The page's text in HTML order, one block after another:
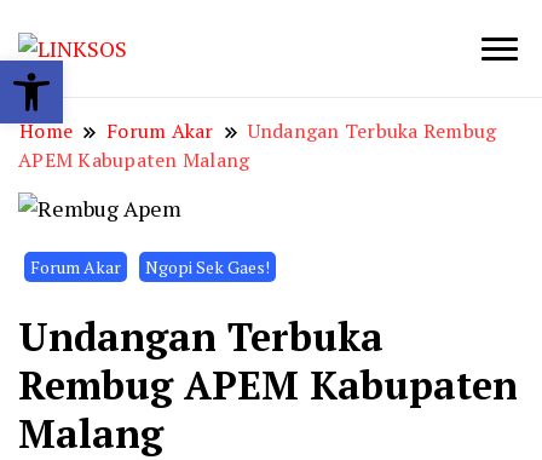
Open toolbar
Home Forum Akar
Undangan Terbuka Rembug
APEM Kabupaten Malang
Forum Akar Ngopi Sek Gaes!
Undangan Terbuka
Rembug APEM Kabupaten
Malang